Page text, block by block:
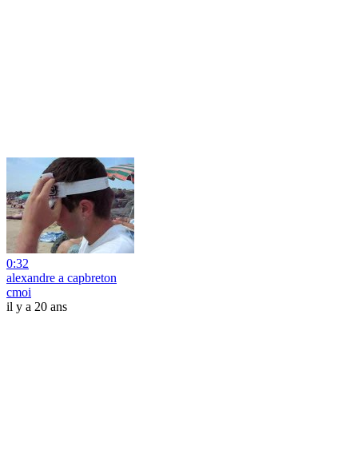
0:32
alexandre a capbreton
cmoi
il y a 20 ans